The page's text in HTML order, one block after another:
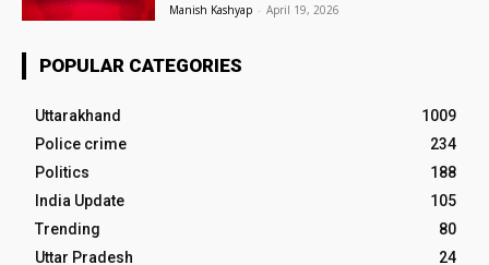
Manish Kashyap - April 19, 2026
POPULAR CATEGORIES
Uttarakhand
1009
Police crime
234
Politics
188
India Update
105
Trending
80
Uttar Pradesh
24